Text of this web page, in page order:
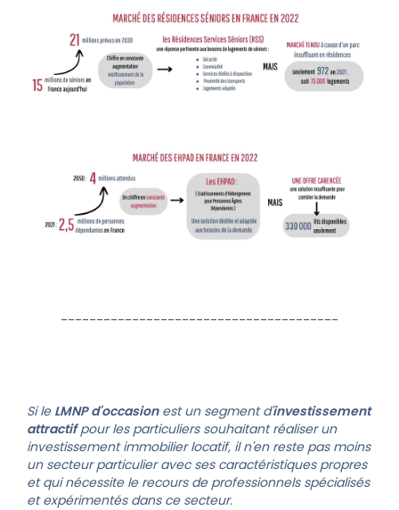
---------------------------------------
Si le LMNP d'occasionest un segment d'investissement
attractifpour les particuliers souhaitant réaliser un
investissement immobilier locatif, il n'en reste pas moins
un secteur particulier avec ses caractéristiques propres
et qui nécessite le recours de professionnels spécialisés
et expérimentés dans ce secteur.